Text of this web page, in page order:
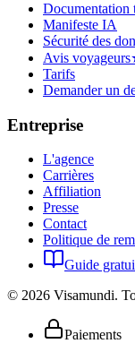
Documentation
Manifeste IA
Sécurité des
Avis voyageurs
Tarifs
Demander un
Entreprise
L'agence
Carrières
Affiliation
Presse
Contact
Politique de
Guide
© 2026 Visamundi.
Paiements